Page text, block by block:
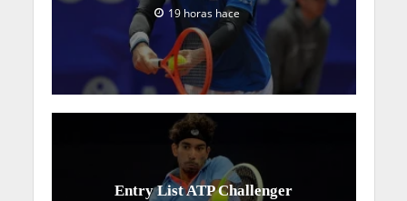
19 horas hace
Entry List ATP Challenger